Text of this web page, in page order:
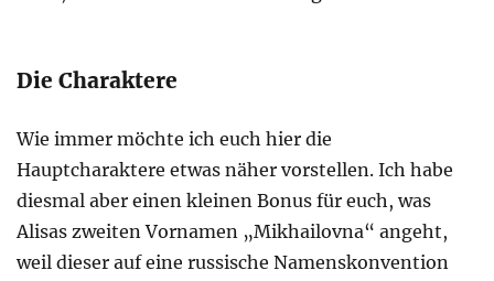
Die Charaktere
Wie immer möchte ich euch hier die
Hauptcharaktere etwas näher vorstellen. Ich habe
diesmal aber einen kleinen Bonus für euch, was
Alisas zweiten Vornamen „Mikhailovna“ angeht,
weil dieser auf eine russische Namenskonvention